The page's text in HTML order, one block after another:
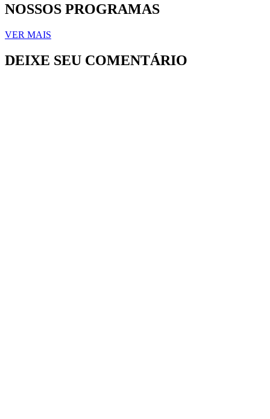
NOSSOS PROGRAMAS
VER MAIS
DEIXE SEU COMENTÁRIO